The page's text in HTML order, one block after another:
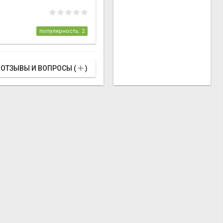
популярность: 2
И ВОПРОСЫ ()